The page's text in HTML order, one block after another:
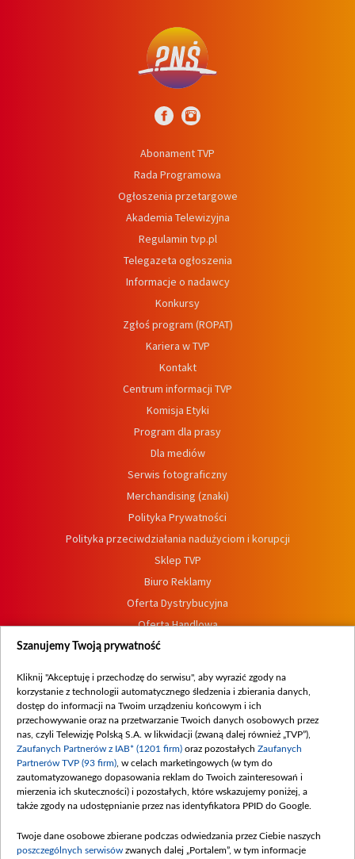
Abonament TVP
Rada Programowa
Ogłoszenia przetargowe
Akademia Telewizyjna
Regulamin tvp.pl
Telegazeta ogłoszenia
Informacje o nadawcy
Konkursy
Zgłoś program (ROPAT)
Kariera w TVP
Kontakt
Centrum informacji TVP
Komisja Etyki
Program dla prasy
Dla mediów
Serwis fotograficzny
Merchandising (znaki)
Polityka Prywatności
Polityka przeciwdziałania nadużyciom i korupcji
Sklep TVP
Biuro Reklamy
Oferta Dystrybucyjna
Oferta Handlowa
Dostępność
Procedura zgłoszeń wewnętrznych
Szanujemy Twoją prywatność
Kliknij "Akceptuję i przechodzę do serwisu", aby wyrazić zgody na
korzystanie z technologii automatycznego śledzenia i zbierania danych,
dostęp do informacji na Twoim urządzeniu końcowym i ich
przechowywanie oraz na przetwarzanie Twoich danych osobowych przez
nas, czyli Telewizję Polską S.A. w likwidacji (zwaną dalej również „TVP”),
Zaufanych Partnerów z IAB* (1201 firm) oraz pozostałych Zaufanych
Partnerów TVP (93 firm) , w celach marketingowych (w tym do
zautomatyzowanego dopasowania reklam do Twoich zainteresowań i
mierzenia ich skuteczności) i pozostałych, które wskazujemy poniżej, a
także zgody na udostępnianie przez nas identyfikatora PPID do Google.
Twoje dane osobowe zbierane podczas odwiedzania przez Ciebie naszych
poszczególnych serwisów zwanych dalej „Portalem”, w tym informacje